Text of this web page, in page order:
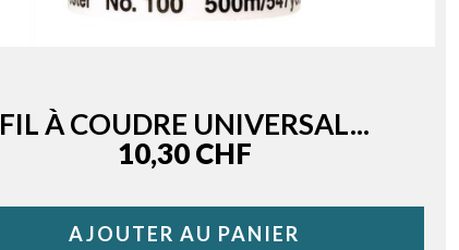
FIL À COUDRE UNIVERSAL...
Price
10,30 CHF
AJOUTER AU PANIER